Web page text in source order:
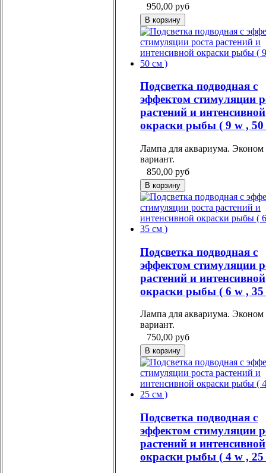
950,00 руб
Подсветка подводная с
эффектом стимуляции
растений и интенсивной
окраски рыбы ( 9 w , 50
Лампа для аквариума. Эконом
вариант.
850,00 руб
Подсветка подводная с
эффектом стимуляции
растений и интенсивной
окраски рыбы ( 6 w , 35
Лампа для аквариума. Эконом
вариант.
750,00 руб
Подсветка подводная с
эффектом стимуляции
растений и интенсивной
окраски рыбы ( 4 w , 25